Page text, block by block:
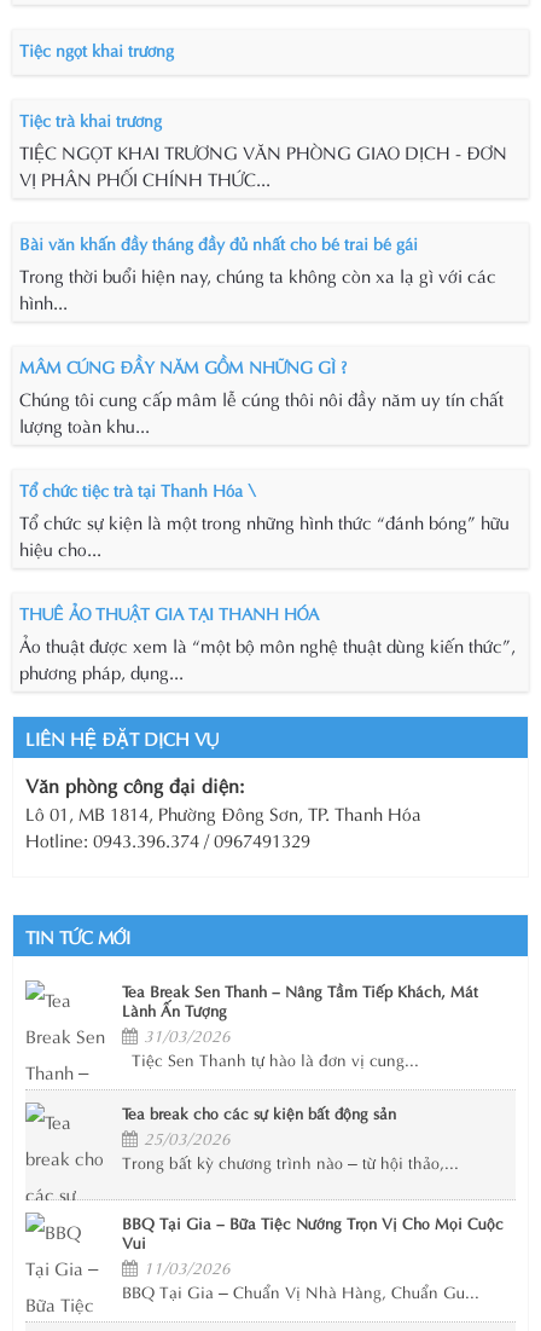
Tiệc ngọt khai trương
Tiệc trà khai trương
TIỆC NGỌT KHAI TRƯƠNG VĂN PHÒNG GIAO DỊCH - ĐƠN
VỊ PHÂN PHỐI CHÍNH THỨC...
Bài văn khấn đầy tháng đầy đủ nhất cho bé trai bé gái
Trong thời buổi hiện nay, chúng ta không còn xa lạ gì với các
hình...
MÂM CÚNG ĐẦY NĂM GỒM NHỮNG GÌ ?
Chúng tôi cung cấp mâm lễ cúng thôi nôi đầy năm uy tín chất
lượng toàn khu...
Tổ chức tiệc trà tại Thanh Hóa \
Tổ chức sự kiện là một trong những hình thức “đánh bóng” hữu
hiệu cho...
THUÊ ẢO THUẬT GIA TẠI THANH HÓA
Ảo thuật được xem là “một bộ môn nghệ thuật dùng kiến thức”,
phương pháp, dụng...
LIÊN HỆ ĐẶT DỊCH VỤ
Văn phòng công đại diện:
Lô 01, MB 1814, Phường Đông Sơn, TP. Thanh Hóa
Hotline: 0943.396.374 / 0967491329
TIN TỨC MỚI
Tea Break Sen Thanh – Nâng Tầm Tiếp Khách, Mát
Lành Ấn Tượng
31/03/2026
Tiệc Sen Thanh tự hào là đơn vị cung...
Tea break cho các sự kiện bất động sản
25/03/2026
Trong bất kỳ chương trình nào – từ hội thảo,...
BBQ Tại Gia – Bữa Tiệc Nướng Trọn Vị Cho Mọi Cuộc
Vui
11/03/2026
BBQ Tại Gia – Chuẩn Vị Nhà Hàng, Chuẩn Gu...